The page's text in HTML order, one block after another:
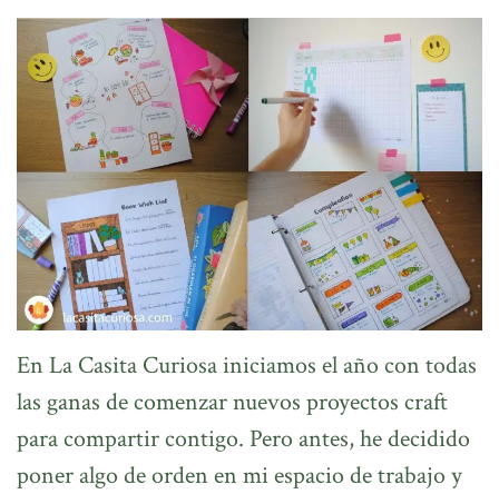
En La Casita Curiosa iniciamos el año con todas
las ganas de comenzar nuevos proyectos craft
para compartir contigo. Pero antes, he decidido
poner algo de orden en mi espacio de trabajo y